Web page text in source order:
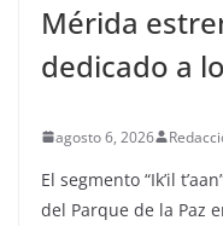
Mérida
dedicado a
agosto 6, 2026
El segmento “Ik’il
del Parque de la Paz